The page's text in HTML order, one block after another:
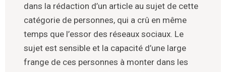
dans la rédaction d’un article au sujet de cette
catégorie de personnes, qui a crû en même
temps que l’essor des réseaux sociaux. Le
sujet est sensible et la capacité d’une large
frange de ces personnes à monter dans les